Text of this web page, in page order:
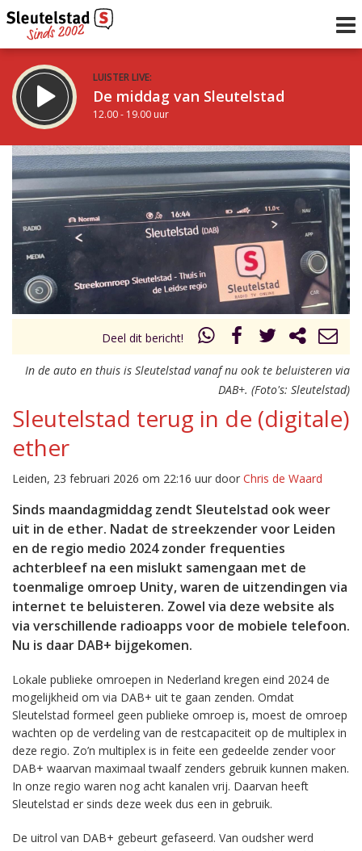
LUISTER LIVE:
De middag van Sleutelstad
12.00 - 19.00 uur
STRAKS:
De avond van Sleutelstad
19.00 - 22.00 uur
Vorig uur
uur 1 van 0 Volgend uur
Deel dit bericht!
In de auto en thuis is Sleutelstad vanaf nu ook te beluisteren via
DAB+. (Foto's: Sleutelstad)
Sleutelstad terug in de (digitale)
ether
Leiden, 23 februari 2026 om 22:16 uur door Chris de Waard
Sinds maandagmiddag zendt Sleutelstad ook weer
uit in de ether. Nadat de streekzender voor Leiden
en de regio medio 2024 zonder frequenties
achterbleef na een mislukt samengaan met de
toenmalige omroep Unity, waren de uitzendingen via
internet te beluisteren. Zowel via deze website als
via verschillende radioapps voor de mobiele telefoon.
Nu is daar DAB+ bijgekomen.
Lokale publieke omroepen in Nederland kregen eind 2024 de
mogelijkheid om via DAB+ uit te gaan zenden. Omdat
Sleutelstad formeel geen publieke omroep is, moest de omroep
wachten op de verdeling van de restcapaciteit op de multiplex in
deze regio. Zo’n multiplex is in feite een gedeelde zender voor
DAB+ waarvan maximaal twaalf zenders gebruik kunnen maken.
In onze regio waren nog acht kanalen vrij. Daarvan heeft
Sleutelstad er sinds deze week dus een in gebruik.
De uitrol van DAB+ gebeurt gefaseerd. Van oudsher werd